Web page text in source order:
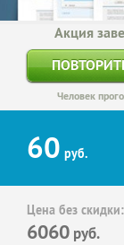
Акция
Человек
60 руб.
Цена без скидки:
6060 руб.